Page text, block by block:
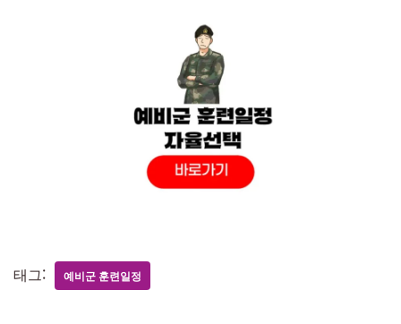
태그: 예비군 훈련일정